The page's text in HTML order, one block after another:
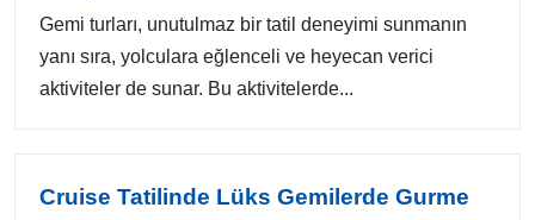
Gemi turları, unutulmaz bir tatil deneyimi sunmanın
yanı sıra, yolculara eğlenceli ve heyecan verici
aktiviteler de sunar. Bu aktivitelerde...
Cruise Tatilinde Lüks Gemilerde Gurme